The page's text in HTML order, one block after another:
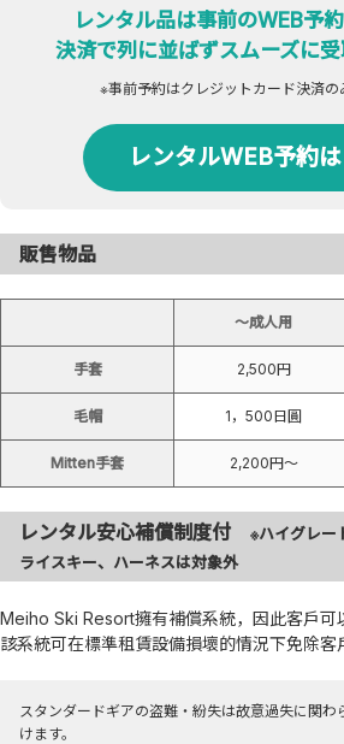
レンタル品は事前のWEB予
決済で列に並ばずスムーズに受
※事前予約はクレジットカード決済の
レンタルWEB予約
販售物品
～成人用
手套 2,500円
毛帽 1，500日圓
Mitten手套 2,200円〜
レンタル安心補償制度付
※ハイグレー
ライスキー、ハーネスは対象外
Meiho Ski Resort擁有補償系統，因此客戶可
該系統可在標準租賃設備損壞的情況下免除客
スタンダードギアの盗難・紛失は故意過失に関
けます。